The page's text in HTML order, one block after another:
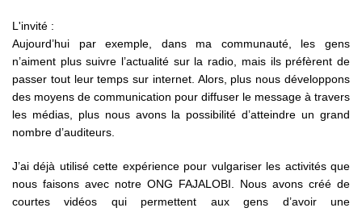
L'invité :
Aujourd’hui par exemple, dans ma communauté, les gens
n’aiment plus suivre l’actualité sur la radio, mais ils préfèrent de
passer tout leur temps sur internet. Alors, plus nous développons
des moyens de communication pour diffuser le message à travers
les médias, plus nous avons la possibilité d’atteindre un grand
nombre d’auditeurs.
J’ai déjà utilisé cette expérience pour vulgariser les activités que
nous faisons avec notre ONG FAJALOBI. Nous avons créé de
courtes vidéos qui permettent aux gens d’avoir une